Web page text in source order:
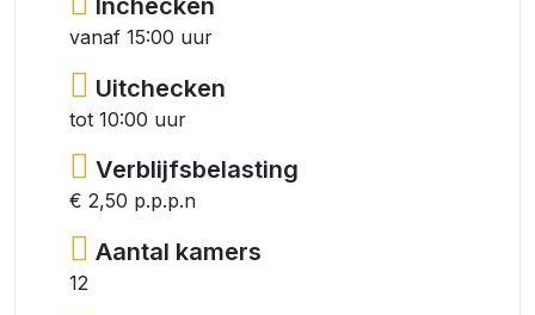
Inchecken
vanaf 15:00 uur
Uitchecken
tot 10:00 uur
Verblijfsbelasting
€ 2,50 p.p.p.n
Aantal kamers
12